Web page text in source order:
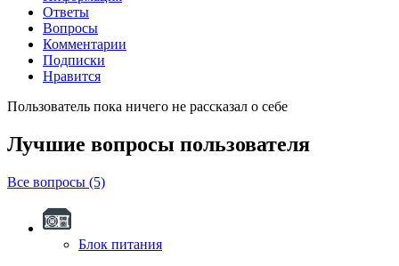
Ответы
Вопросы
Комментарии
Подписки
Нравится
Пользователь пока ничего не рассказал о себе
Лучшие вопросы пользователя
Все вопросы (5)
Блок питания